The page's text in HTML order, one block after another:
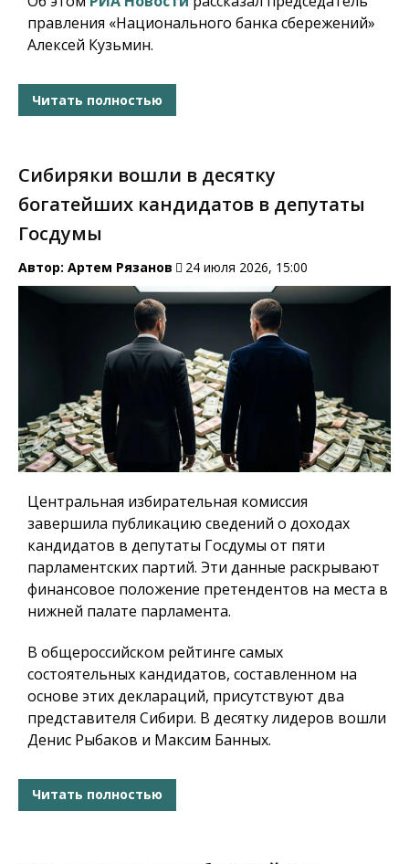
правления «Национального банка сбережений»
Алексей Кузьмин.
Читать полностью
Сибиряки вошли в десятку
богатейших кандидатов в депутаты
Госдумы
Автор: Артем Рязанов 24 июля 2026, 15:00
Центральная избирательная комиссия
завершила публикацию сведений о доходах
кандидатов в депутаты Госдумы от пяти
парламентских партий. Эти данные раскрывают
финансовое положение претендентов на места в
нижней палате парламента.
В общероссийском рейтинге самых
состоятельных кандидатов, составленном на
основе этих деклараций, присутствуют два
представителя Сибири. В десятку лидеров вошли
Денис Рыбаков и Максим Банных.
Читать полностью